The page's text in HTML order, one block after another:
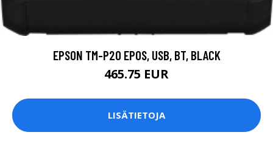
EPSON TM-P20 EPOS, USB, BT, BLACK
465.75 EUR
LISÄTIETOJA